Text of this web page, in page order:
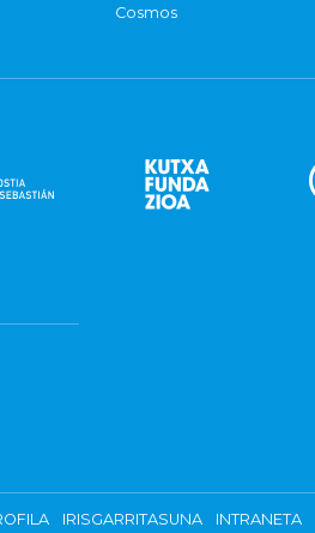
Cosmos
IRISGARRITASUNA INTRANETA